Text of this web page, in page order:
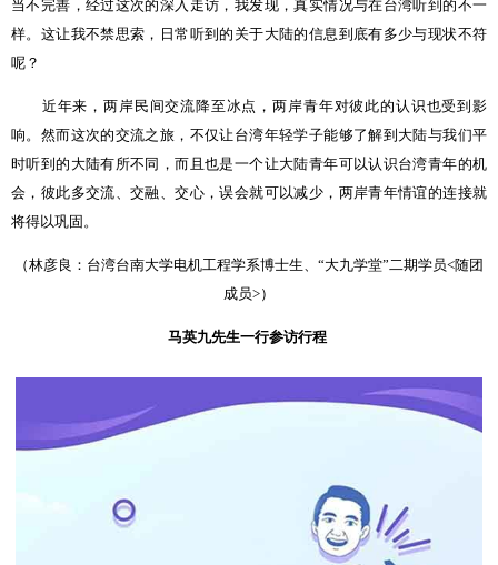
当不完善，经过这次的深入走访，我发现，真实情况与在台湾听到的不一
样。这让我不禁思索，日常听到的关于大陆的信息到底有多少与现状不符
呢？
近年来，两岸民间交流降至冰点，两岸青年对彼此的认识也受到影
响。然而这次的交流之旅，不仅让台湾年轻学子能够了解到大陆与我们平
时听到的大陆有所不同，而且也是一个让大陆青年可以认识台湾青年的机
会，彼此多交流、交融、交心，误会就可以减少，两岸青年情谊的连接就
将得以巩固。
（林彦良：台湾台南大学电机工程学系博士生、“大九学堂”二期学员<随团
成员>）
马英九先生一行参访行程